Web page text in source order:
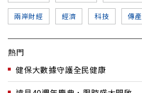
兩岸財經 經濟 科技 傳產
熱門
健保大數據守護全民健康